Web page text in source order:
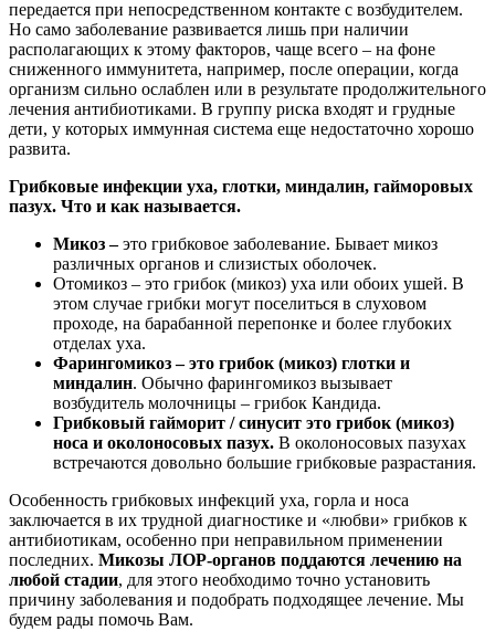
передается при непосредственном контакте с возбудителем.
Но само заболевание развивается лишь при наличии
располагающих к этому факторов, чаще всего – на фоне
сниженного иммунитета, например, после операции, когда
организм сильно ослаблен или в результате продолжительного
лечения антибиотиками. В группу риска входят и грудные
дети, у которых иммунная система еще недостаточно хорошо
развита.
Грибковые инфекции уха, глотки, миндалин, гайморовых
пазух. Что и как называется.
Микоз –это грибковое заболевание. Бывает микоз
различных органов и слизистых оболочек.
Отомикоз – это грибок (микоз) уха или обоих ушей. В
этом случае грибки могут поселиться в слуховом
проходе, на барабанной перепонке и более глубоких
отделах уха.
Фарингомикоз – это грибок (микоз) глотки и
миндалин. Обычно фарингомикоз вызывает
возбудитель молочницы – грибок Кандида.
Грибковый гайморит / синусит это грибок (микоз)
носа и околоносовых пазух. В околоносовых пазухах
встречаются довольно большие грибковые разрастания.
Особенность грибковых инфекций уха, горла и носа
заключается в их трудной диагностике и «любви» грибков к
антибиотикам, особенно при неправильном применении
последних. Микозы ЛОР-органов поддаются лечению на
любой стадии, для этого необходимо точно установить
причину заболевания и подобрать подходящее лечение. Мы
будем рады помочь Вам.